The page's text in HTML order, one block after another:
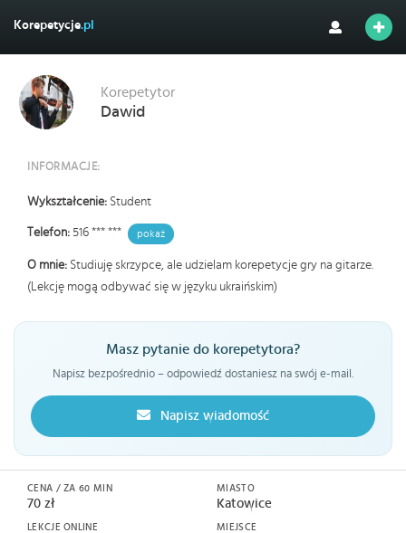
Korepetycje.pl
Korepetytor
Dawid
INFORMACJE:
Wykształcenie: Student
Telefon: 516 *** *** pokaż
O mnie: Studiuję skrzypce, ale udzielam korepetycje gry na gitarze.
(Lekcję mogą odbywać się w języku ukraińskim)
Masz pytanie do korepetytora?
Napisz bezpośrednio – odpowiedź dostaniesz na swój e-mail.
Napisz wiadomość
CENA / ZA 60 MIN
70 zł
LEKCJE ONLINE
MIASTO
Katowice
MIEJSCE